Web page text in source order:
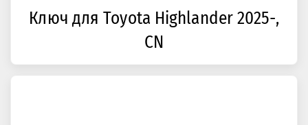
Ключ для Toyota Highlander 2025-,
CN